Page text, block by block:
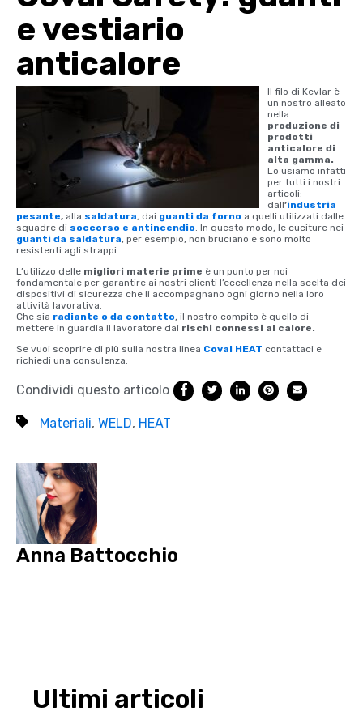
e vestiario
anticalore
Il filo di Kevlar è
un nostro alleato
nella
produzione di
prodotti
anticalore di
alta gamma.
Lo usiamo infatti
per tutti i nostri
articoli:
dall’industria
pesante, alla saldatura, dai guanti da forno a quelli utilizzati dalle
squadre di soccorso e antincendio . In questo modo, le cuciture nei
guanti da saldatura, per esempio, non bruciano e sono molto
resistenti agli strappi.
L’utilizzo delle migliori materie prime è un punto per noi
fondamentale per garantire ai nostri clienti l’eccellenza nella scelta dei
dispositivi di sicurezza che li accompagnano ogni giorno nella loro
attività lavorativa.
Che sia radiante o da contatto, il nostro compito è quello di
mettere in guardia il lavoratore dai rischi connessi al calore.
Se vuoi scoprire di più sulla nostra linea Coval HEAT contattaci e
richiedi una consulenza.
Condividi questo articolo
Materiali, WELD, HEAT
Anna Battocchio
Ultimi articoli